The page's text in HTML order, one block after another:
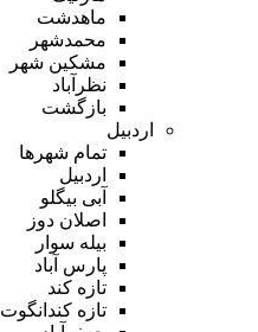
ماهدشت
محمدشهر
مشکین شهر
نظرآباد
بازگشت
اردبیل
تمام شهر‌ها
اردبیل
آبی بیگلو
اصلان دوز
بیله سوار
پارس آباد
تازه کند
تازه کندانگوت